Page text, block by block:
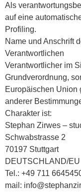
Als
auf eine
Profiling.
Name und Anschrift
Verantwortlichen
Verantwortlicher im
Grundverordnung,
Europäischen Union
anderer
Charakter ist:
Stephan Zirwes –
Schwabstrasse 2
70197 Stuttgart
DEUTSCHLAND/EU
Tel.: +49 711
mail: